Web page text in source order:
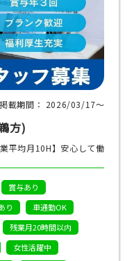
掲載期間： 2026/03/17〜
方)
平均月10H】安心して働
賞与あり
り
車通勤OK
残業月20時間以内
女性活躍中